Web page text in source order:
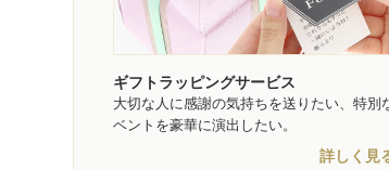
ギフトラッピングサービス
大切な人に感謝の気持ちを送りたい、特別
ベントを豪華に演出したい。
詳しく見